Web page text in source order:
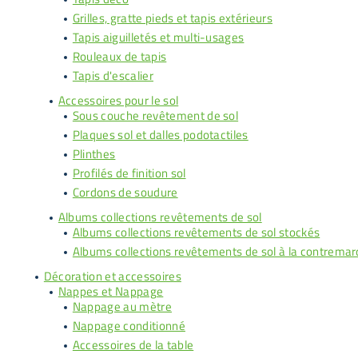
Grilles, gratte pieds et tapis extérieurs
Tapis aiguilletés et multi-usages
Rouleaux de tapis
Tapis d'escalier
Accessoires pour le sol
Sous couche revêtement de sol
Plaques sol et dalles podotactiles
Plinthes
Profilés de finition sol
Cordons de soudure
Albums collections revêtements de sol
Albums collections revêtements de sol stockés
Albums collections revêtements de sol à la
Décoration et accessoires
Nappes et Nappage
Nappage au mètre
Nappage conditionné
Accessoires de la table